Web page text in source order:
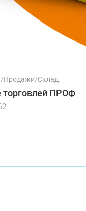
Продажи/Склад
торговлей ПРОФ